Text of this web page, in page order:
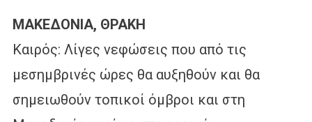
ΜΑΚΕΔΟΝΙΑ, ΘΡΑΚΗ
Καιρός: Λίγες νεφώσεις που από τις
μεσημβρινές ώρες θα αυξηθούν και θα
σημειωθούν τοπικοί όμβροι και στη